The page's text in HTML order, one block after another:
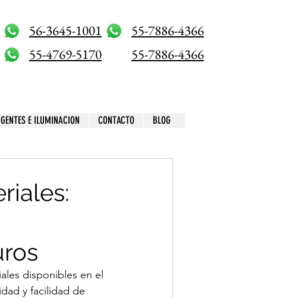
56-3645-1001
55-4769-5170
55-7886-4366
55-7886-4366
disponibles en el
y facilidad de
E ILUMINACION CONTACTO BLOG